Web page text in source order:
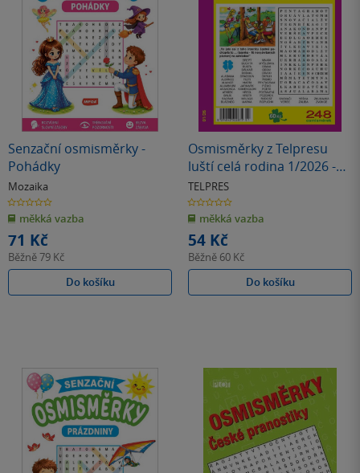
Senzační osmisměrky -
Pohádky
Mozaika
0.0
z
5
hvězdiček
měkká vazba
71 Kč
Běžně79 Kč
Do košíku
Osmisměrky z Telpresu
luští celá rodina 1/2026 -
248 osmisměrek
TELPRES
0.0
z
5
hvězdiček
měkká vazba
54 Kč
Běžně 60 Kč
Do košíku